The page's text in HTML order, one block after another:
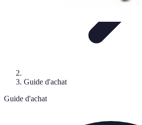
Guide d'achat
Guide d'achat